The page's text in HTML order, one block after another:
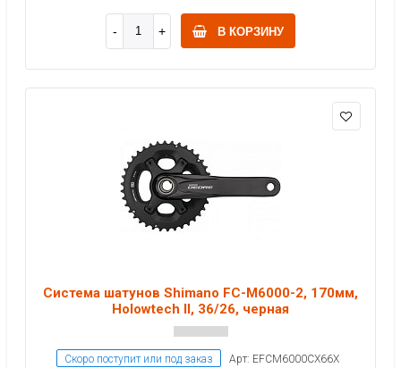
В КОРЗИНУ
Система шатунов Shimano FC-M6000-2, 170мм,
Holowtech II, 36/26, черная
Скоро поступит или под заказ Арт: EFCM6000CX66X